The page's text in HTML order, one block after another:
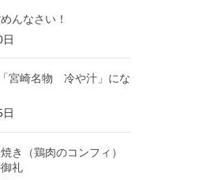
んなさい！
宮崎名物 冷や汁」にな
き（鶏肉のコンフィ）
礼